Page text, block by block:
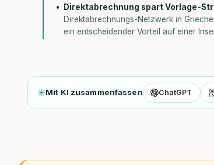
Direktabrechnung spart Vorlage-
Direktabrechnungs-Netzwerk in
ein entscheidender Vorteil auf einer
Mit KI zusammenfassen ChatGPT